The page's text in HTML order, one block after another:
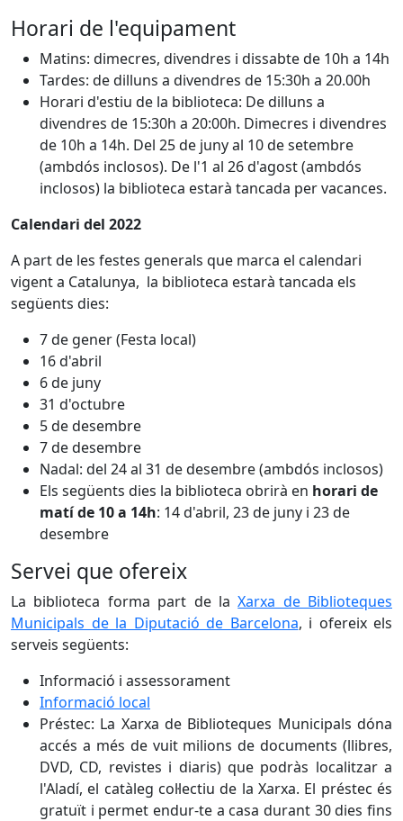
Horari de l'equipament
Matins: dimecres, divendres i dissabte de 10h a 14h
Tardes: de dilluns a divendres de 15:30h a 20.00h
Horari d'estiu de la biblioteca: De dilluns a
divendres de 15:30h a 20:00h. Dimecres i divendres
de 10h a 14h. Del 25 de juny al 10 de setembre
(ambdós inclosos). De l'1 al 26 d'agost (ambdós
inclosos) la biblioteca estarà tancada per vacances.
Calendari del 2022
A part de les festes generals que marca el calendari
vigent a Catalunya, la biblioteca estarà tancada els
següents dies:
7 de gener (Festa local)
16 d'abril
6 de juny
31 d'octubre
5 de desembre
7 de desembre
Nadal: del 24 al 31 de desembre (ambdós inclosos)
Els següents dies la biblioteca obrirà en horari de
matí de 10 a 14h: 14 d'abril, 23 de juny i 23 de
desembre
Servei que ofereix
La biblioteca forma part de laXarxa de Biblioteques
Municipals de la Diputació de Barcelona, i ofereix els
serveis següents:
Informació i assessorament
Informació local
Préstec: La Xarxa de Biblioteques Municipals dóna
accés a més de vuit milions de documents (llibres,
DVD, CD, revistes i diaris) que podràs localitzar a
l'Aladí, el catàleg col·lectiu de la Xarxa. El préstec és
gratuït i permet endur-te a casa durant 30 dies fins